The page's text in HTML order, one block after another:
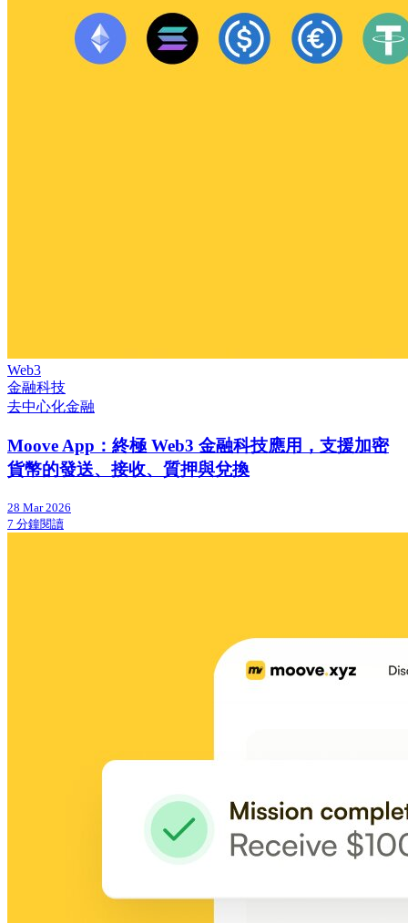
Web3
金融科技
去中心化金融
Moove App：終極 Web3 金融科技應用，支援加密
貨幣的發送、接收、質押與兌換
28 Mar 2026
7 分鐘閱讀